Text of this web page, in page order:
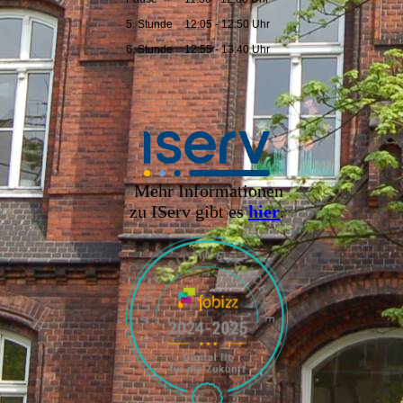
5. Stunde
12:05 - 12:50 Uhr
6. Stunde
12:55 - 13:40 Uhr
Mehr Informationen
zu IServ gibt eshier.